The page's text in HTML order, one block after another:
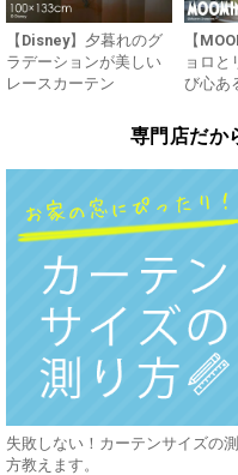
【Disney】夕暮れのグ
ラデーションが美しい
レースカーテン
【
ョロと
び心あ
専門店だか
失敗しない！カーテンサイズの
方教えます。